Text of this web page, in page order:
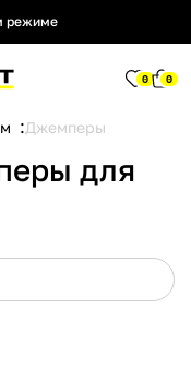
режиме
режиме
режиме
0 0
Джемперы
для